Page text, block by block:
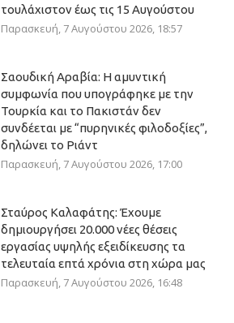
τουλάχιστον έως τις 15 Αυγούστου
Παρασκευή, 7 Αυγούστου 2026, 18:57
Σαουδική Αραβία: Η αμυντική
συμφωνία που υπογράφηκε με την
Τουρκία και το Πακιστάν δεν
συνδέεται με “πυρηνικές φιλοδοξίες”,
δηλώνει το Ριάντ
Παρασκευή, 7 Αυγούστου 2026, 17:00
Σταύρος Καλαφάτης: Έχουμε
δημιουργήσει 20.000 νέες θέσεις
εργασίας υψηλής εξειδίκευσης τα
τελευταία επτά χρόνια στη χώρα μας
Παρασκευή, 7 Αυγούστου 2026, 16:48